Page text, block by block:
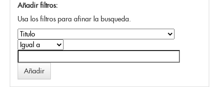
Añadir filtros:
Usa los filtros para afinar la busqueda.